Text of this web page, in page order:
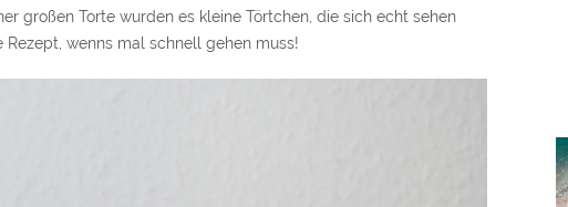
großen Torte wurden es kleine Törtchen, die sich echt sehen
wenns mal schnell gehen muss!